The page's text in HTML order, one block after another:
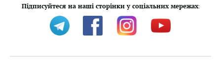
Підписуйтеся на наші сторінки у соціальних мережах: